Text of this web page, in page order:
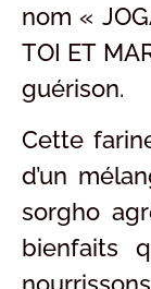
nom «
TOI ET
guérison.
Cette
d’un
sorgho
bienfaits